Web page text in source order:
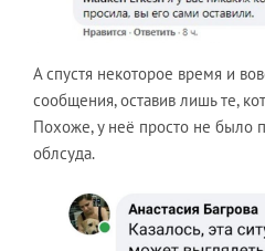
А спустя некоторое время и
сообщения, оставив лишь те,
Похоже, у неё просто не было
облсуда.